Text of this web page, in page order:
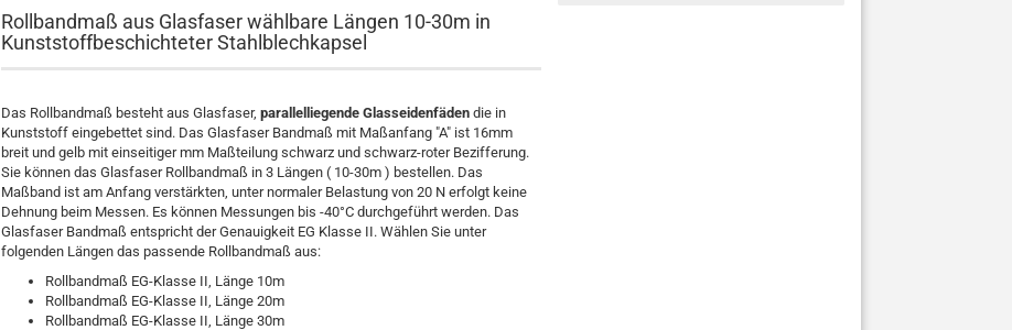
Rollbandmaß aus Glasfaser wählbare Längen 10-30m in
Kunststoffbeschichteter Stahlblechkapsel
Das Rollbandmaß besteht aus Glasfaser, parallelliegende Glasseidenfäden die in
Kunststoff eingebettet sind. Das Glasfaser Bandmaß mit Maßanfang "A" ist 16mm
breit und gelb mit einseitiger mm Maßteilung schwarz und schwarz-roter Bezifferung.
Sie können das Glasfaser Rollbandmaß in 3 Längen ( 10-30m ) bestellen. Das
Maßband ist am Anfang verstärkten, unter normaler Belastung von 20 N erfolgt keine
Dehnung beim Messen. Es können Messungen bis -40°C durchgeführt werden. Das
Glasfaser Bandmaß entspricht der Genauigkeit EG Klasse II. Wählen Sie unter
folgenden Längen das passende Rollbandmaß aus:
Rollbandmaß EG-Klasse II, Länge 10m
Rollbandmaß EG-Klasse II, Länge 20m
Rollbandmaß EG-Klasse II, Länge 30m